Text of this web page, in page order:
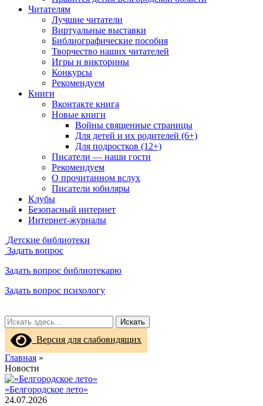
Читателям
Лучшие читатели
Виртуальные выставки
Библиографические пособия
Творчество наших читателей
Игры и викторины
Конкурсы
Рекомендуем
Книги
Вконтакте книга
Новые книги
Войны священные страницы
Для детей и их родителей (6+)
Для подростков (12+)
Писатели — наши гости
Рекомендуем
О прочитанном вслух
Писатели юбиляры
Клубы
Безопасный интернет
Интернет-журналы
Детские библиотеки
Задать вопрос
Задать вопрос библиотекарю
Задать вопрос психологу
Искать
Версия для слабовидящих
Главная »
Новости
«Белгородское лето»
24.07.2026